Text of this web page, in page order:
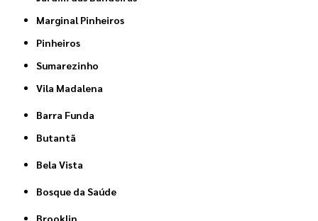
Marginal Pinheiros
Pinheiros
Sumarezinho
Vila Madalena
Barra Funda
Butantã
Bela Vista
Bosque da Saúde
Brooklin